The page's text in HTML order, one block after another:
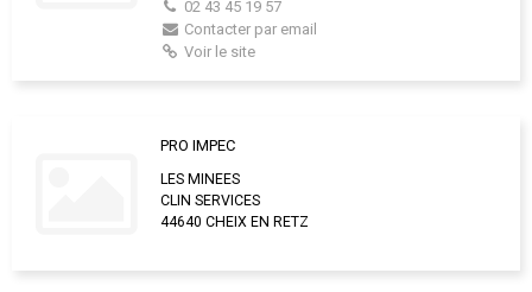
02 43 45 19 57
Contacter par email
Voir le site
PRO IMPEC
LES MINEES
CLIN SERVICES
44640 CHEIX EN RETZ